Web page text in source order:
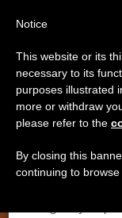
CRISTIANOS
Aviso
Del 27 de
anual,
se generan
Notice
This website or its
necessary to its
purposes illustrated
more or withdraw
please refer to the
By closing this
continuing to